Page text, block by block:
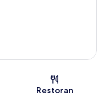
Restoran